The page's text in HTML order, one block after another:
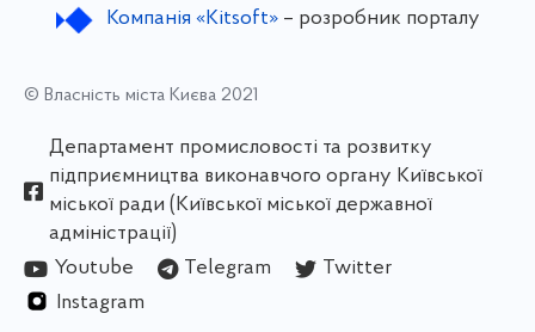
Компанія «Kitsoft»– розробник порталу
© Власність міста Києва 2021
Департамент промисловості та розвитку
підприємництва виконавчого органу Київської
міської ради (Київської міської державної
адміністрації)
Youtube
Telegram
Twitter
Instagram